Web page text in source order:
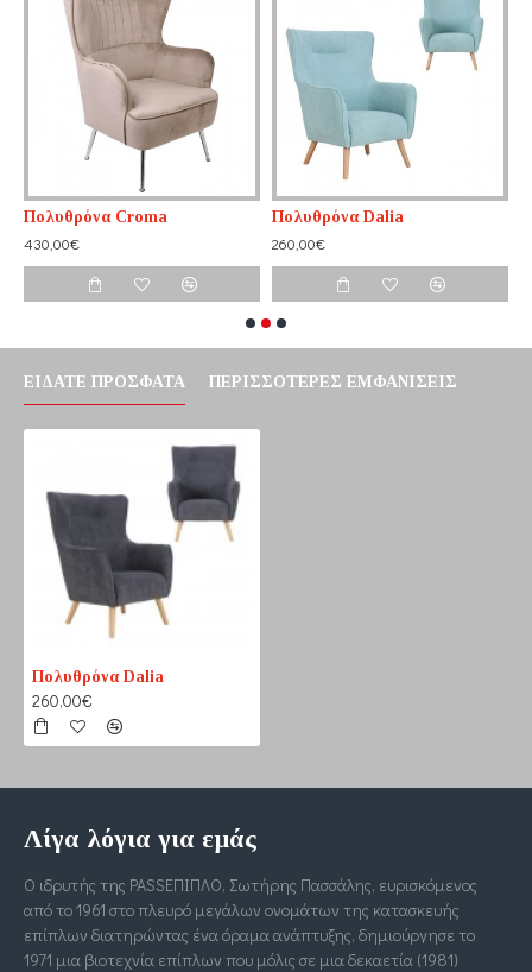
Πολυθρόνα Croma
430,00€
Πολυθρόνα Dalia
260,00€
ΕΊΔΑΤΕ ΠΡΌΣΦΑΤΑ ΠΕΡΙΣΣΌΤΕΡΕΣ ΕΜΦΑΝΊΣΕΙΣ
Πολυθρόνα Dalia
260,00€
Λίγα λόγια για εμάς
Ο ιδρυτής της PASSΕΠΙΠΛΟ, Σωτήρης Πασσάλης, ευρισκόμενος
από το 1961 στο πλευρό μεγάλων ονομάτων της κατασκευής
επίπλων διατηρώντας ένα όραμα ανάπτυξης, δημιούργησε το
1971 μια βιοτεχνία επίπλων που μόλις σε μια δεκαετία (1981)